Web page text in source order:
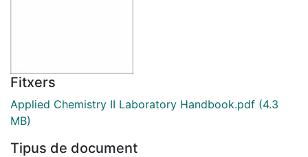
Fitxers
Applied Chemistry II Laboratory Handbook.pdf (4.3
MB)
Tipus de document